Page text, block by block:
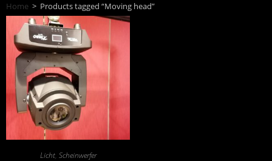
Home > Products tagged “Moving head”
Licht, Scheinwerfer